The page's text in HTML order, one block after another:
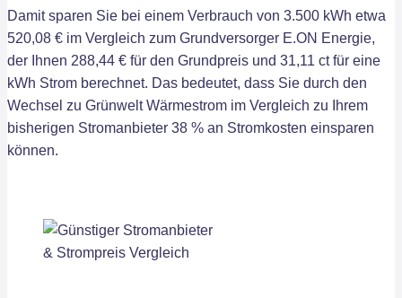
Damit sparen Sie bei einem Verbrauch von 3.500 kWh etwa
520,08 € im Vergleich zum Grundversorger E.ON Energie,
der Ihnen 288,44 € für den Grundpreis und 31,11 ct für eine
kWh Strom berechnet. Das bedeutet, dass Sie durch den
Wechsel zu Grünwelt Wärmestrom im Vergleich zu Ihrem
bisherigen Stromanbieter 38 % an Stromkosten einsparen
können.